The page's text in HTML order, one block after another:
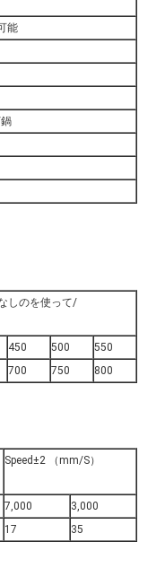
能
しのを使って/
450 500
550
700
750 800
Speed±2 （mm/S）
7,000
3,000
17
35